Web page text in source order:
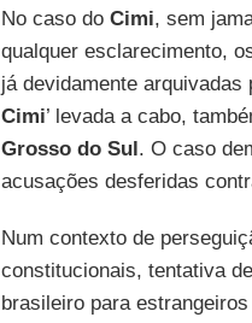
No caso do Cimi, sem
qualquer esclarecimento,
já devidamente arquivadas
Cimi’ levada a cabo,
Grosso do Sul. O caso
acusações desferidas
Num contexto de
constitucionais, tentativa
brasileiro para